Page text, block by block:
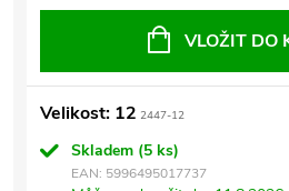
VLOŽIT DO
Velikost: 12 2447-12
Skladem (5 ks)
EAN: 5996495017737